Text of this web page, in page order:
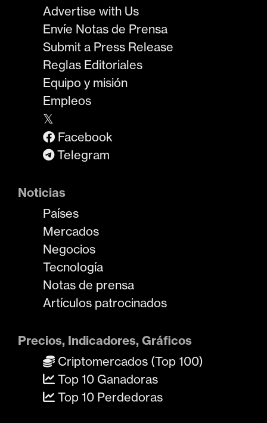
Advertise with Us
Envíe Notas de Prensa
Submit a Press Release
Reglas Editoriales
Equipo y misión
Empleos
𝕏
Facebook
Telegram
Noticias
Países
Mercados
Negocios
Tecnología
Notas de prensa
Artículos patrocinados
Precios, Indicadores, Gráficos
Criptomercados (Top 100)
Top 10 Ganadoras
Top 10 Perdedoras